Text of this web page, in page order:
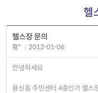
헬
헬스장 문의
황* 2012-01-06
안녕하세요
용신동 주민센터 4층인가 헬스